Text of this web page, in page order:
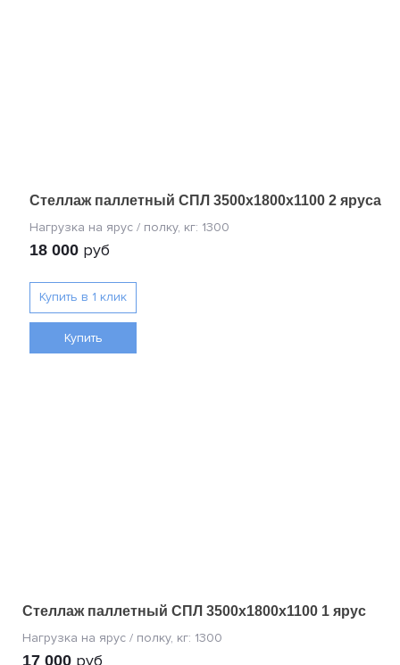
Стеллаж паллетный СПЛ 3500х1800х1100 2 яруса
18 000 руб
Купить
Стеллаж паллетный СПЛ 3500х1800х1100 1 ярус
17 000 руб